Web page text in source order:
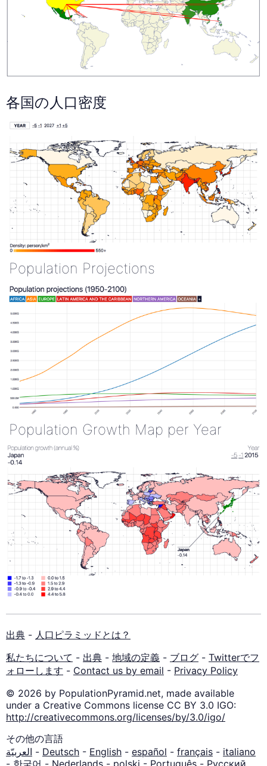
各国の人口密度
Population Projections
Population Growth Map per Year
出典 - 人口ピラミッドとは？
私たちについて - 出典 - 地域の定義 - ブログ - Twitterでフ
ォローします - Contact us by email - Privacy Policy
© 2026 by PopulationPyramid.net, made available
under a Creative Commons license CC BY 3.0 IGO:
http://creativecommons.org/licenses/by/3.0/igo/
その他の言語
العربيّة - Deutsch - English - español - français - italiano
- 한국어 - Nederlands - polski - Português - Русский